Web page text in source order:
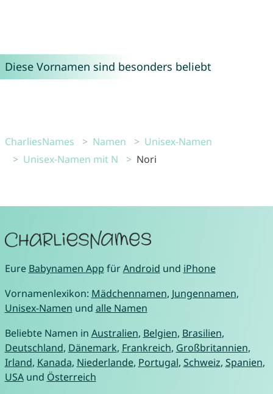
Diese Vornamen sind besonders beliebt
CharliesNames Namen
Unisex-Namen
Unisex-Namen mit N
Nori
Eure Babynamen App fürAndroid und iPhone
Vornamenlexikon: Mädchennamen, Jungennamen,
Unisex-Namen und alle Namen
Beliebte Namen in Australien, Belgien, Brasilien,
Deutschland, Dänemark, Frankreich, Großbritannien,
Irland, Kanada, Niederlande, Portugal, Schweiz, Spanien,
USAund Österreich